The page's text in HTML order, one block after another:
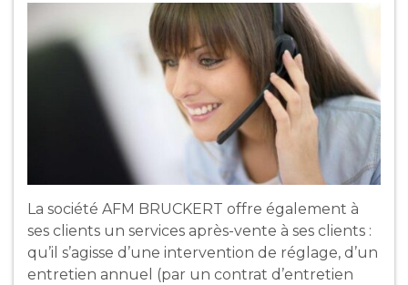
La société AFM BRUCKERT offre également à
ses clients un services après-vente à ses clients :
qu’il s’agisse d’une intervention de réglage, d’un
entretien annuel (par un contrat d’entretien